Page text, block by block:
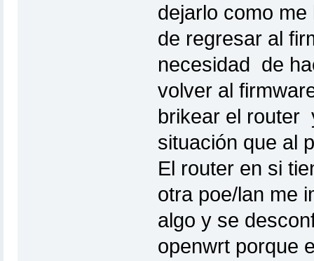
dejarlo como
de regresar al
necesidad de
volver al
brikear el router
situación que al
El router en si
otra poe/lan me
algo y se
openwrt porque